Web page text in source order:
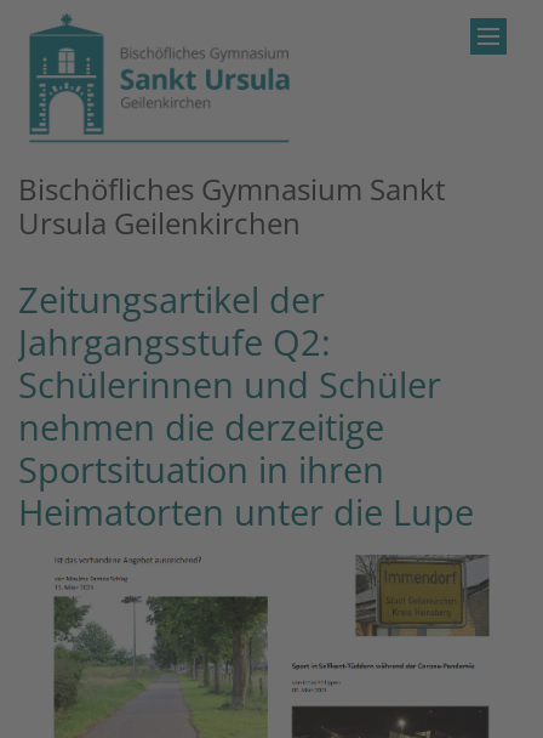
Zum Inhalt springen
Bischöfliches Gymnasium Sankt
Ursula Geilenkirchen
Zeitungsartikel der
Jahrgangsstufe Q2:
Schülerinnen und Schüler
nehmen die derzeitige
Sportsituation in ihren
Heimatorten unter die Lupe